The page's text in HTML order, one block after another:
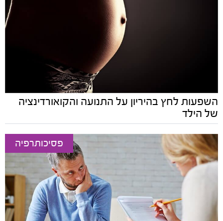
השפעות לחץ בהיריון על התנועה והקואורדינציה
של הילד
פסיכותרפיה